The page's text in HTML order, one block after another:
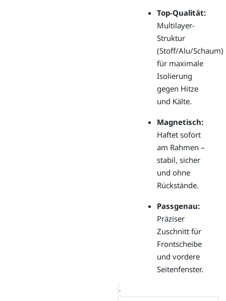
Top-Qualität:
Multilayer-
Struktur
(Stoff/Alu/Schaum)
für maximale
Isolierung
gegen Hitze
und Kälte.
Magnetisch:
Haftet sofort
am Rahmen –
stabil, sicher
und ohne
Rückstände.
Passgenau:
Präziser
Zuschnitt für
Frontscheibe
und vordere
Seitenfenster.
-Magnetische